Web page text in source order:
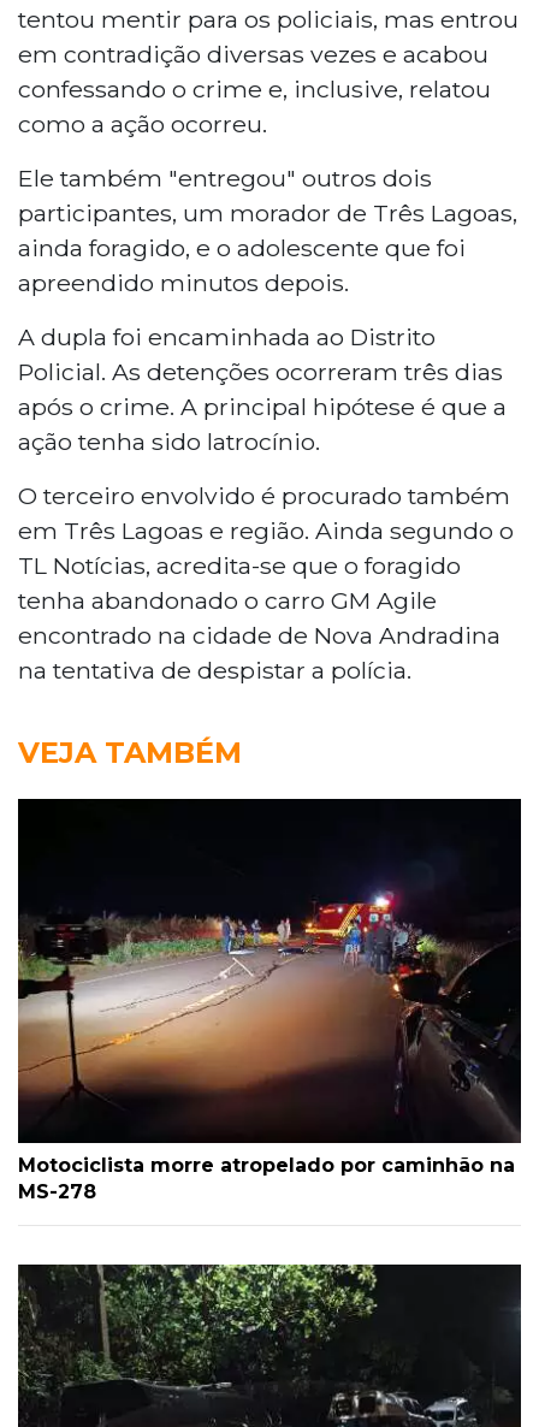
tentou mentir para os policiais, mas entrou
em contradição diversas vezes e acabou
confessando o crime e, inclusive, relatou
como a ação ocorreu.
Ele também "entregou" outros dois
participantes, um morador de Três Lagoas,
ainda foragido, e o adolescente que foi
apreendido minutos depois.
A dupla foi encaminhada ao Distrito
Policial. As detenções ocorreram três dias
após o crime. A principal hipótese é que a
ação tenha sido latrocínio.
O terceiro envolvido é procurado também
em Três Lagoas e região. Ainda segundo o
TL Notícias, acredita-se que o foragido
tenha abandonado o carro GM Agile
encontrado na cidade de Nova Andradina
na tentativa de despistar a polícia.
VEJA TAMBÉM
Motociclista morre atropelado por caminhão na
MS-278